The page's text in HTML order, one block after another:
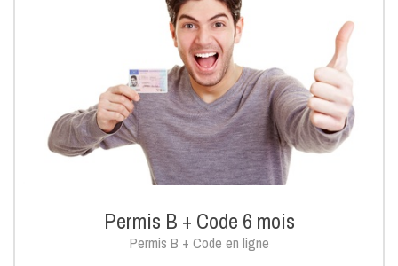
Permis B + Code 6 mois
Permis B + Code en ligne